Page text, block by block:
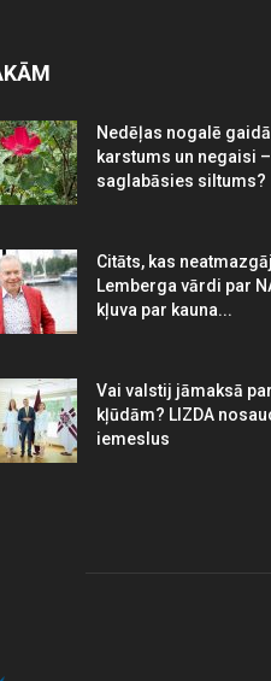
Nedēļas nogalē
karstums un negaisi
saglabāsies siltums?
Citāts, kas
Lemberga vārdi par
kļuva par kauna...
Vai valstij jāmaksā
kļūdām? LIZDA
iemeslus